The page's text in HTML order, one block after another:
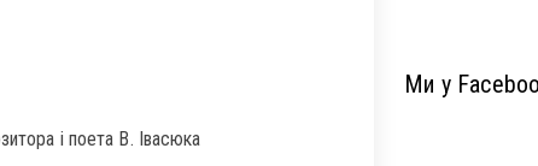
і поета В. Івасюка
Ми у